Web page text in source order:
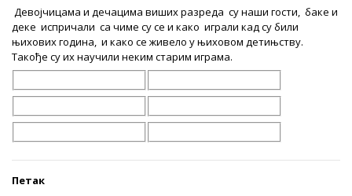
Девојчицама и дечацима виших разреда су наши гости, баке и
деке испричали са чиме су се и како играли кад су били
њихових година, и како се живело у њиховом детињству.
Такође су их научили неким старим играма.
Петак